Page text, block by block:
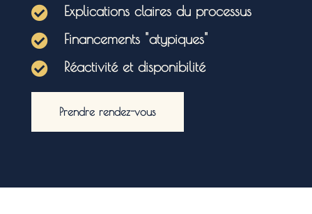
 Explications claires du processus
 Financements "atypiques"
 Réactivité et disponibilité
Prendre rendez-vous